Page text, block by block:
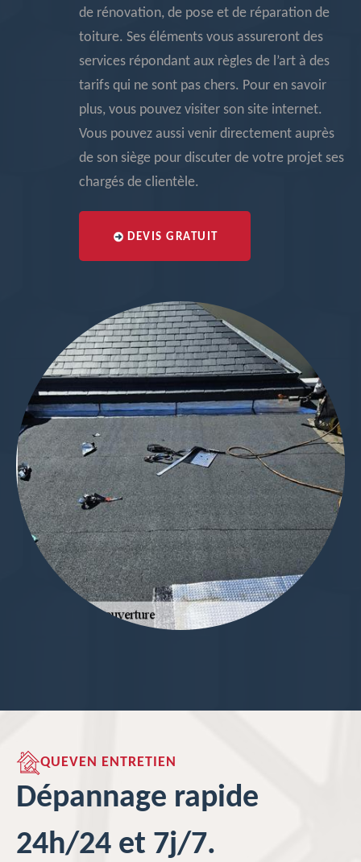
de rénovation, de pose et de réparation de
toiture. Ses éléments vous assureront des
services répondant aux règles de l’art à des
tarifs qui ne sont pas chers. Pour en savoir
plus, vous pouvez visiter son site internet.
Vous pouvez aussi venir directement auprès
de son siège pour discuter de votre projet ses
chargés de clientèle.
DEVIS GRATUIT
QUEVEN ENTRETIEN
Dépannage rapide
24h/24 et 7j/7.